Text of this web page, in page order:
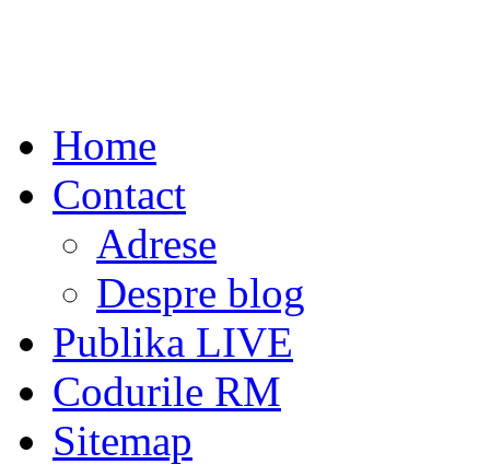
Home
Contact
Adrese
Despre blog
Publika LIVE
Codurile RM
Sitemap